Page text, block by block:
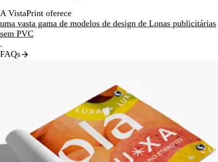
A VistaPrint oferece
uma vasta gama de modelos de design de Lonas publicitárias
sem PVC
.
FAQs